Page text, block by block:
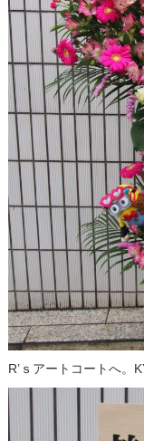
R’ｓアートコートへ。